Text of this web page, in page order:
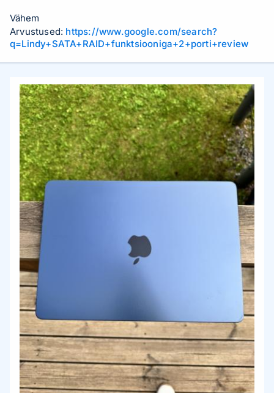
Vähem
Arvustused: https://www.google.com/search?
q=Lindy+SATA+RAID+funktsiooniga+2+porti+review